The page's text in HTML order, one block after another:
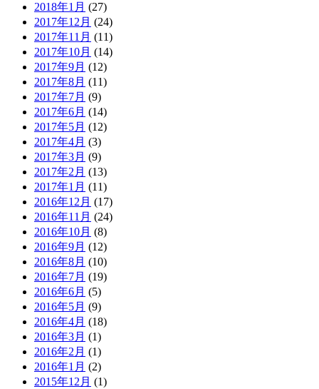
2018年1月 (27)
2017年12月 (24)
2017年11月 (11)
2017年10月 (14)
2017年9月 (12)
2017年8月 (11)
2017年7月 (9)
2017年6月 (14)
2017年5月 (12)
2017年4月 (3)
2017年3月 (9)
2017年2月 (13)
2017年1月 (11)
2016年12月 (17)
2016年11月 (24)
2016年10月 (8)
2016年9月 (12)
2016年8月 (10)
2016年7月 (19)
2016年6月 (5)
2016年5月 (9)
2016年4月 (18)
2016年3月 (1)
2016年2月 (1)
2016年1月 (2)
2015年12月 (1)